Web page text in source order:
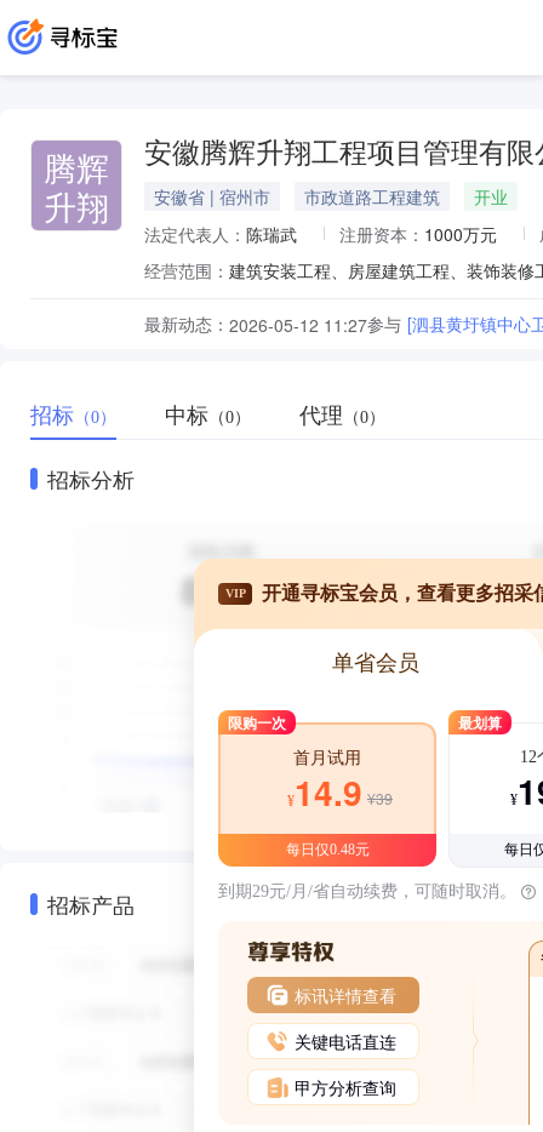
腾辉
升翔
安徽腾辉升翔工程项目管理有限
安徽省 | 宿州市 市政道路工程建筑
开业
法定代表人： 陈瑞武 注册资本： 1000万元
经营范围：
最新动态： 2026-05-12 11:27参与 [泗县黄圩镇中心
招标 （0） 中标 （0） 代理 （0）
招标分析
招标产品
VIP 开通寻标宝会员，查看更多招采
单省会员
限购一次
首月试用
¥14.9 ¥39
每日仅0.48元
最划算
12
¥
每日
到期29元/月/省自动续费，可随时取消。
标讯详情查看
关键电话直连
甲方分析查询